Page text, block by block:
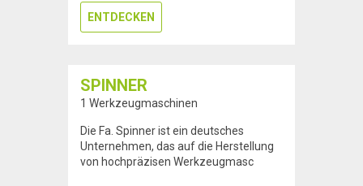
ENTDECKEN
SPINNER
1 Werkzeugmaschinen
Die Fa. Spinner ist ein deutsches
Unternehmen, das auf die Herstellung
von hochpräzisen Werkzeugmasc